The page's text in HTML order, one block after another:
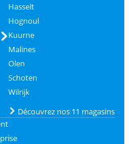
Hasselt
Hognoul
Kuurne
Malines
Olen
Schoten
Wilrijk
Découvrez nos 11 magasins